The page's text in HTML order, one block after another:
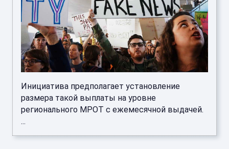
Инициатива предполагает установление
размера такой выплаты на уровне
регионального МРОТ с ежемесячной выдачей.
...